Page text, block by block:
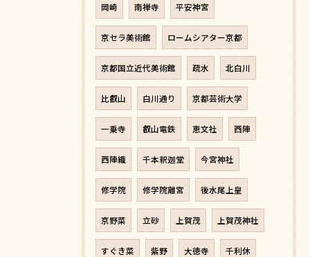
岡崎 南禅寺 平安神宮
京セラ美術館 ロームシアター京都
京都国立近代美術館 疏水 北白川
比叡山 白川通り 京都芸術大学
一乗寺 叡山電鉄 恵文社 西陣
西陣織 千本釈迦堂 今宮神社
修学院 修学院離宮 後水尾上皇
京野菜 立砂 上賀茂 上賀茂神社
すぐき菜 紫野 大徳寺 千利休